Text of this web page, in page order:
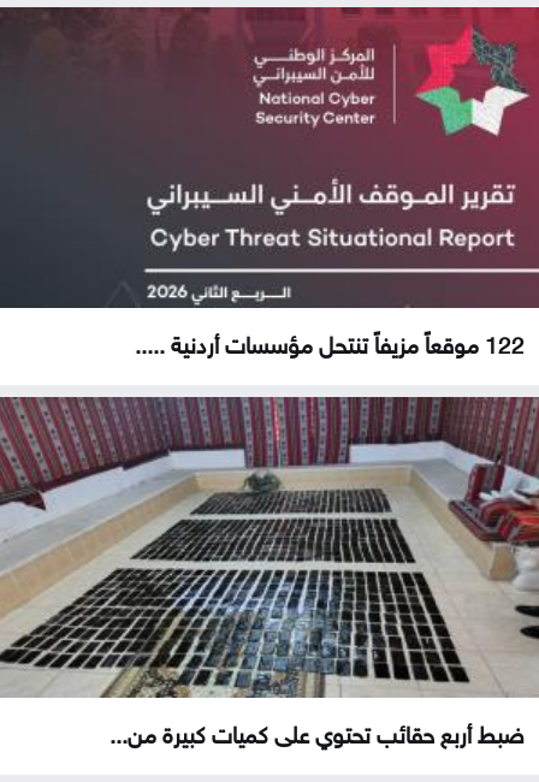
122 موقعاً مزيفاً تنتحل مؤسسات أردنية .....
ضبط أربع حقائب تحتوي على كميات كبيرة من...